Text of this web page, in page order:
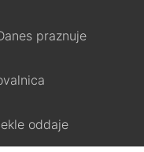
praznuje
oddaje